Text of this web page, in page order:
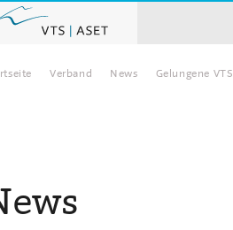
Verband News Gelungene